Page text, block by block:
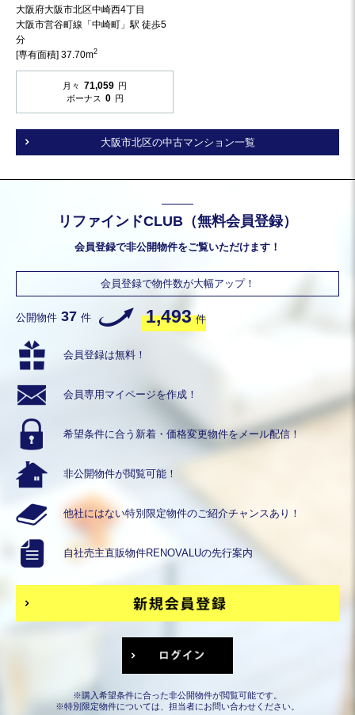
大阪府大阪市北区中崎西4丁目
大阪市営谷町線「中崎町」駅 徒歩5
分
[専有面積] 37.70m2
月々 71,059 円
ボーナス 0 円
大阪市北区の中古マンション一覧
リファインドCLUB（無料会員登録）
会員登録で非公開物件をご覧いただけます！
会員登録で物件数が大幅アップ！
公開物件 37 件 1,493 件
会員登録は無料！
会員専用マイページを作成！
希望条件に合う 新着・価格変更物件をメール配信！
非公開物件が閲覧可能！
他社にはない特別限定物件の ご紹介チャンスあり！
自社売主直販物件RENOVALUの先行案内
※購入希望条件に合った非公開物件が閲覧可能です。
※特別限定物件については、担当者にお問い合わせください。